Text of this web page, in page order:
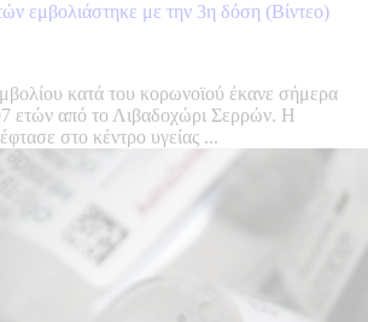
εμβολιάστηκε με την 3η δόση (Βίντεο)
κατά του κορωνοϊού έκανε σήμερα
ετών από το Λιβαδοχώρι Σερρών. Η
στο κέντρο υγείας ...